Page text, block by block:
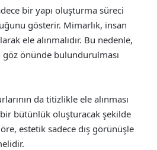
bir yapı oluşturma süreci
gösterir. Mimarlık, insan
ele alınmalıdır. Bu nedenle,
önünde bulundurulması
da titizlikle ele alınması
bütünlük oluşturacak şekilde
estetik sadece dış görünüşle